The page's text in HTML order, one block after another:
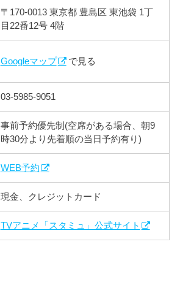
〒170-0013 東京都 豊島区 東池袋 1丁
目22番12号 4階
Googleマップ で見る
03-5985-9051
事前予約優先制(空席がある場合、朝9
時30分より先着順の当日予約有り)
WEB予約
現金、クレジットカード
TVアニメ「スタミュ」公式サイト